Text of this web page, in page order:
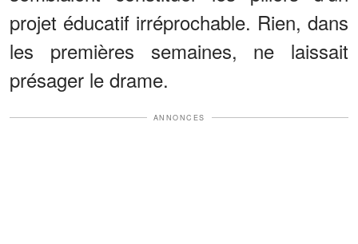
projet éducatif irréprochable. Rien, dans
les premières semaines, ne laissait
présager le drame.
ANNONCES